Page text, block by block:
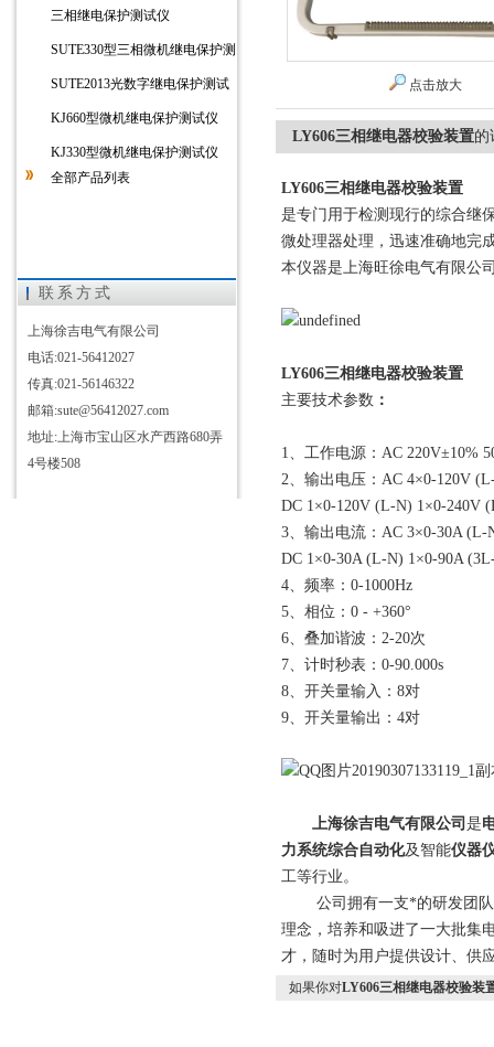
三相继电保护测试仪
SUTE330型三相微机继电保护测
SUTE2013光数字继电保护测试
KJ660型微机继电保护测试仪
KJ330型微机继电保护测试仪
全部产品列表
联系方式
上海徐吉电气有限公司
电话:021-56412027
传真:021-56146322
邮箱:sute@56412027.com
地址:上海市宝山区水产西路680弄
4号楼508
点击放大
LY606三相继电器校验装置的
LY606三相继电器校验装置
是专门用于检测现行的综合继
微处理器处理，迅速准确地完
本仪器是上海旺徐电气有限公
LY606三相继电器校验装置
主要技术参数 ：
1、工作电源：AC 220V±10%
2、输出电压：AC 4×0-120V
DC 1×0-120V (L-N) 1×0-240V
3、输出电流：AC 3×0-30A (L-
DC 1×0-30A (L-N) 1×0-90A
4、频率：0-1000Hz
5、相位：0 - +360°
6、叠加谐波：2-20次
7、计时秒表：0-90.000s
8、开关量输入：8对
9、开关量输出：4对
上海徐吉电气有限公司 是
力系统综合自动化及智能仪器
工等行业。
公司拥有一支*的研发团队
理念，培养和吸进了一大批集
才，随时为用户提供设计、供
如果你对LY606三相继电器校验装